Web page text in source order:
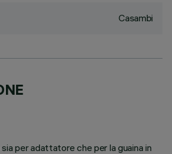
Casambi
per adattatore che per la guaina in